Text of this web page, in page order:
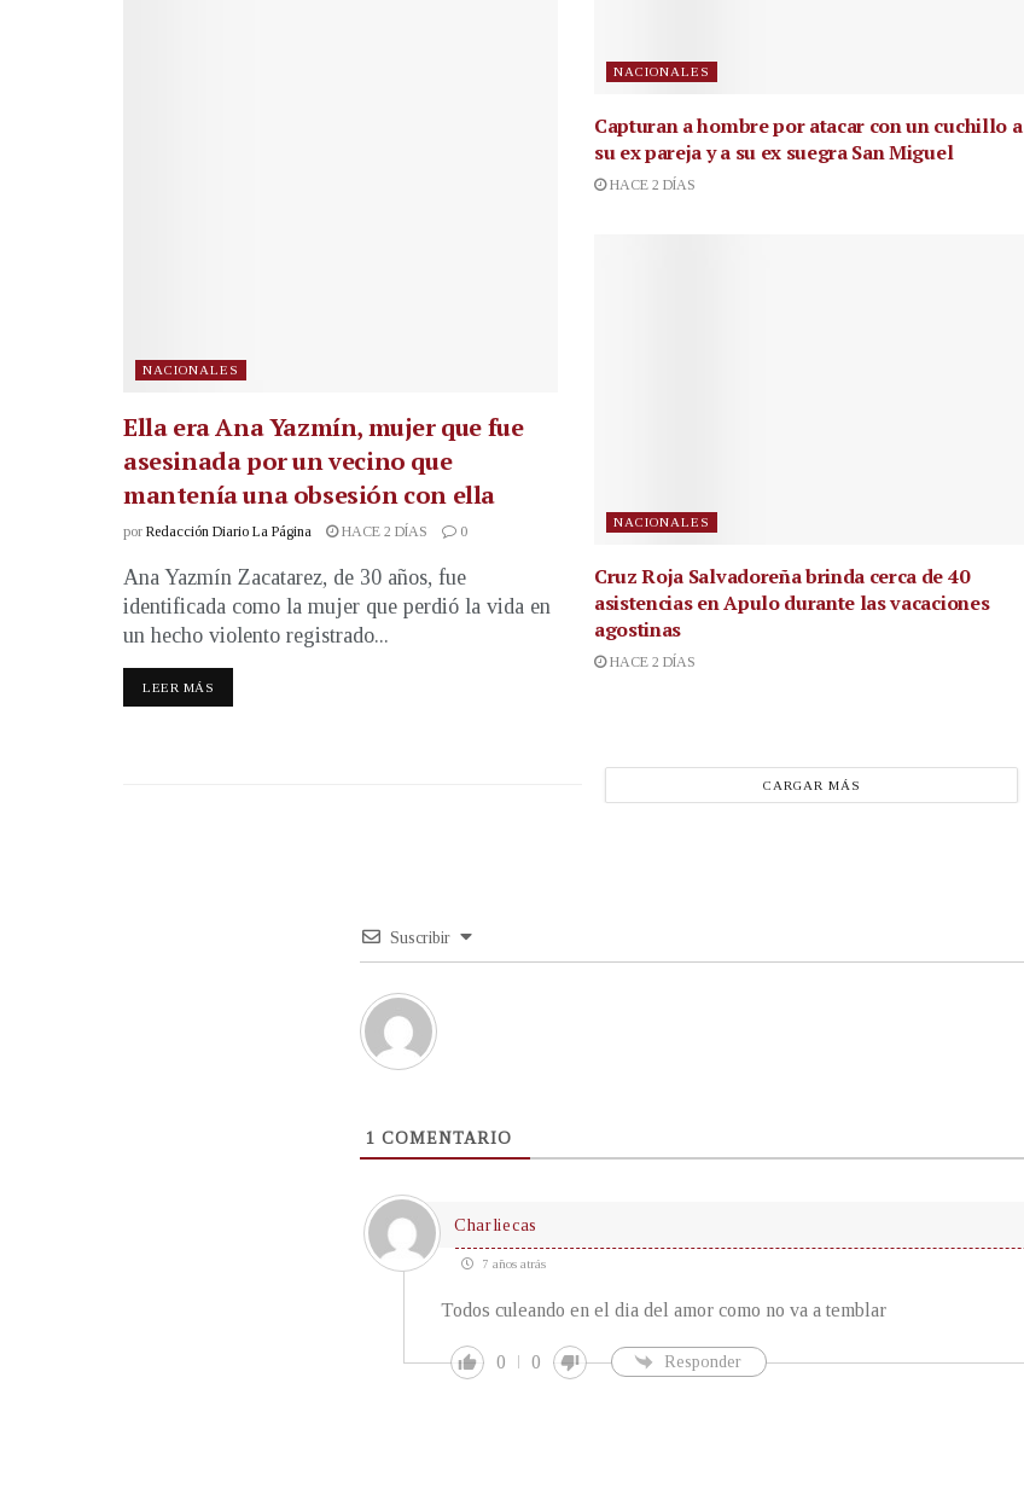
NACIONALES
Ella era Ana Yazmín, mujer que fue
asesinada por un vecino que
mantenía una obsesión con ella
por Redacción Diario La Página HACE 2 DÍAS 0
Ana Yazmín Zacatarez, de 30 años, fue
identificada como la mujer que perdió la vida en
un hecho violento registrado...
LEER MÁS
NACIONALES
Capturan a hombre por atacar con un cuchillo a
su ex pareja y a su ex suegra San Miguel
HACE 2 DÍAS
NACIONALES
Cruz Roja Salvadoreña brinda cerca de 40
asistencias en Apulo durante las vacaciones
agostinas
HACE 2 DÍAS
CARGAR MÁS
Suscribir
1 COMENTARIO
Charliecas
7 años atrás
Todos culeando en el dia del amor como no va a temblar
0 0 Responder